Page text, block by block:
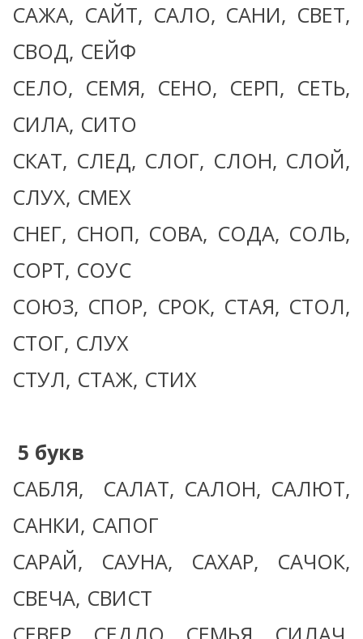
САЖА, САЙТ, САЛО, САНИ, СВЕТ,
СВОД, СЕЙФ
СЕЛО, СЕМЯ, СЕНО, СЕРП, СЕТЬ,
СИЛА, СИТО
СКАТ, СЛЕД, СЛОГ, СЛОН, СЛОЙ,
СЛУХ, СМЕХ
СНЕГ, СНОП, СОВА, СОДА, СОЛЬ,
СОРТ, СОУС
СОЮЗ, СПОР, СРОК, СТАЯ, СТОЛ,
СТОГ, СЛУХ
СТУЛ, СТАЖ, СТИХ
5 букв
САБЛЯ, САЛАТ, САЛОН, САЛЮТ,
САНКИ, САПОГ
САРАЙ, САУНА, САХАР, САЧОК,
СВЕЧА, СВИСТ